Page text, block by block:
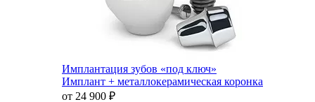
Имплантация зубов «под ключ»
Имплант + металлокерамическая коронка
от 24 900 ₽